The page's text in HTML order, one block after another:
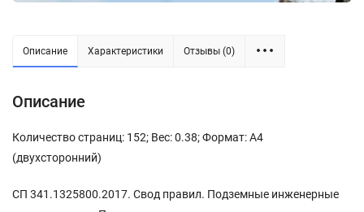
Описание Характеристики Отзывы (0)
Описание
Количество страниц: 152; Вес: 0.38; Формат: А4
(двухсторонний)
СП 341.1325800.2017. Свод правил. Подземные инженерные